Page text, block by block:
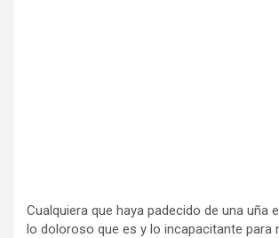
Cualquiera que haya padecido de una uña
lo doloroso que es y lo incapacitante para